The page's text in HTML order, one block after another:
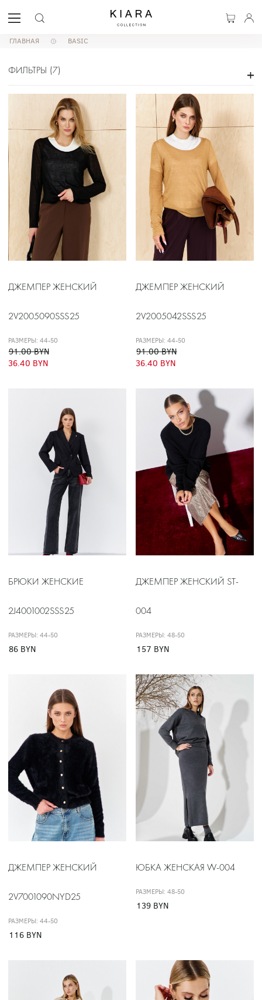
ГЛАВНАЯ BASIC
ФИЛЬТРЫ (7)
ДЖЕМПЕР ЖЕНСКИЙ
2V2005090SSS25
РАЗМЕРЫ: 44-50
91.00 BYN
36.40 BYN
ДЖЕМПЕР ЖЕНСКИЙ
2V2005042SSS25
РАЗМЕРЫ: 44-50
91.00 BYN
36.40 BYN
БРЮКИ ЖЕНСКИЕ
2J4001002SSS25
РАЗМЕРЫ: 44-50
86 BYN
ДЖЕМПЕР ЖЕНСКИЙ ST-
004
РАЗМЕРЫ: 48-50
157 BYN
ДЖЕМПЕР ЖЕНСКИЙ
2V7001090NYD25
РАЗМЕРЫ: 44-50
116 BYN
ЮБКА ЖЕНСКАЯ W-004
РАЗМЕРЫ: 48-50
139 BYN